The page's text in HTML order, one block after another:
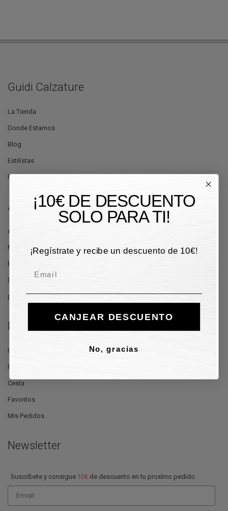
Guidi Calzature
La Tienda
Donde Estamos
Blog
Estilistas
Promociones
Atención al Cliente
Ayuda y Contactos
Métodos de pago
Envío y Entrega
Devoluciónes y reembolsos
política de privacidad
Mi Cuenta
Iniciar Sesión
Regístrate Ahora
Cesta
Favoritos
Mis Pedidos
Newsletter
Suscríbete y consigue 10€ de descuento en tu proxímo pedido.
Email
¡10€ DE DESCUENTO
SOLO PARA TI!
¡Regístrate y recibe un descuento de 10€!
CANJEAR DESCUENTO
No, gracias